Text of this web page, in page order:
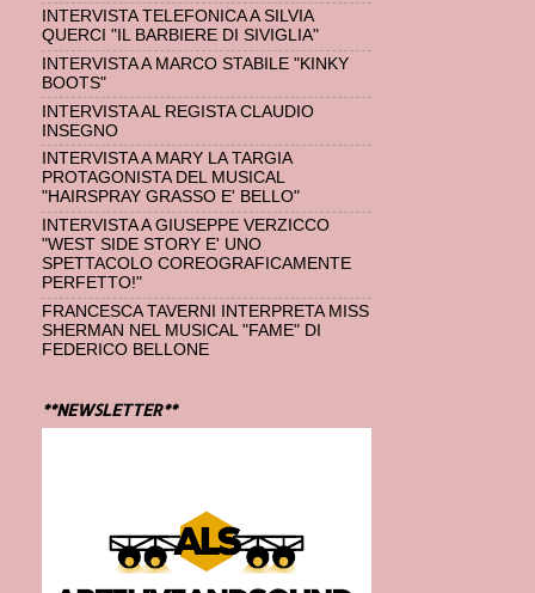
INTERVISTA TELEFONICA A SILVIA
QUERCI "IL BARBIERE DI SIVIGLIA"
INTERVISTA A MARCO STABILE "KINKY
BOOTS"
INTERVISTA AL REGISTA CLAUDIO
INSEGNO
INTERVISTA A MARY LA TARGIA
PROTAGONISTA DEL MUSICAL
"HAIRSPRAY GRASSO E' BELLO"
INTERVISTA A GIUSEPPE VERZICCO
"WEST SIDE STORY E' UNO
SPETTACOLO COREOGRAFICAMENTE
PERFETTO!"
FRANCESCA TAVERNI INTERPRETA MISS
SHERMAN NEL MUSICAL "FAME" DI
FEDERICO BELLONE
**NEWSLETTER**